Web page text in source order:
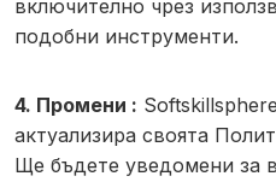
включително чрез
подобни инструменти.
4. Промени :
актуализира своята
Ще бъдете уведомени за